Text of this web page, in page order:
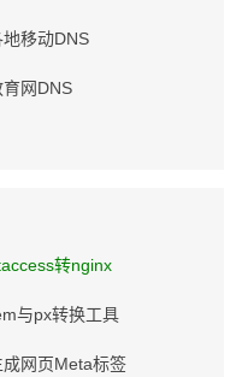
地移动DNS
育网DNS
转nginx
与px转换工具
成网页Meta标签